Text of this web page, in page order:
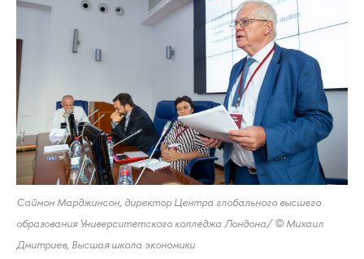
Саймон Марджинсон, директор Центра глобального высшего
образования Университетского колледжа Лондона/ © Михаил
Дмитриев, Высшая школа экономики